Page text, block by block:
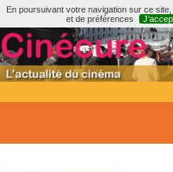
En poursuivant votre navigation sur ce
et de préférences